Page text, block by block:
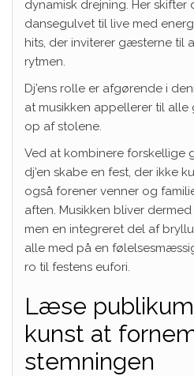
dynamisk drejning. Her skifter
dansegulvet til live med
hits, der inviterer gæsterne til
rytmen.
Dj’ens rolle er afgørende i
at musikken appellerer til
op af stolene.
Ved at kombinere forskellige
dj’en skabe en fest, der ikke
også forener venner og
aften. Musikken bliver
men en integreret del af
alle med på en
ro til festens eufori.
Læse
kunst at
stemningen